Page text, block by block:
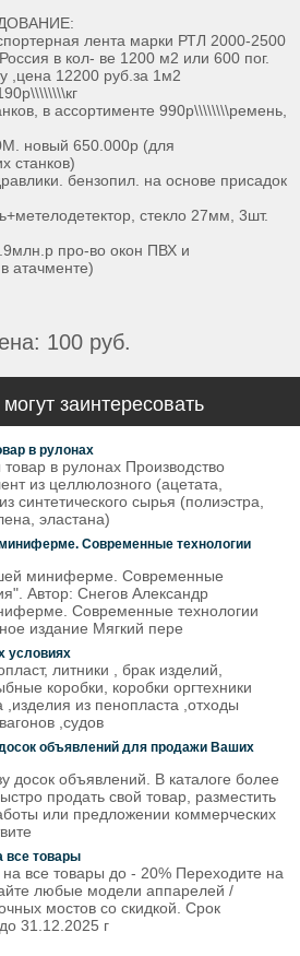
лента марки РТЛ 2000-2500
в кол- ве 1200 м2 или 600 пог.
,цена 12200 руб.за 1м2
в ассортименте 990р\\\\\\\\ремень,
новый 650.000р (для
станков)
бензопил. на основе присадок
стекло 27мм, 3шт.
про-во окон ПВХ и
атачменте)
100 руб.
заинтересовать
в рулонах
в рулонах Производство
из целлюлозного (ацетата,
синтетического сырья (полиэстра,
эластана)
Современные технологии
миниферме. Современные
Автор: Снегов Александр
Современные технологии
издание Мягкий пере
условиях
литники , брак изделий,
коробки, коробки оргтехники
,изделия из пенопласта ,отходы
,судов
объявлений для продажи Ваших
досок объявлений. В каталоге более
продать свой товар, разместить
или предложении коммерческих
все товары
все товары до - 20% Переходите на
любые модели аппарелей /
мостов со скидкой. Срок
31.12.2025 г